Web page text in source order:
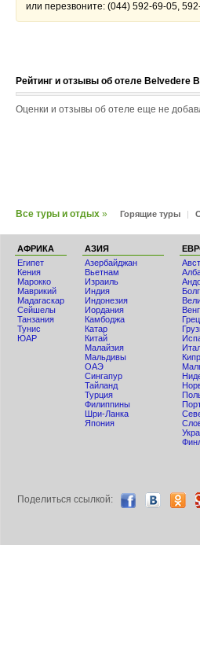
или перезвоните: (044) 592-69-05,
Рейтинг и отзывы об отеле Belvedere
Оценки и отзывы об отеле еще не
Все туры и отдых » Горящие туры |
АФРИКА
Египет
Кения
Мaрокко
Маврикий
Мадагаскар
Сейшелы
Танзания
Тунис
ЮАР
АЗИЯ
Азербайджан
Вьетнам
Израиль
Индия
Индонезия
Иордания
Камбоджа
Катар
Китай
Малайзия
Мальдивы
ОАЭ
Сингапур
Тайланд
Турция
Филиппины
Шри-Ланка
Япония
Кипр
Поделиться ccылкой: